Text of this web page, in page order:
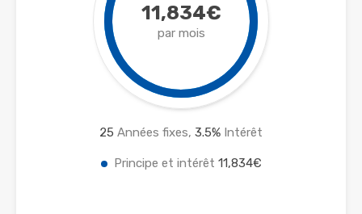
11,834€
par mois
25 Années fixes, 3.5% Intérêt
Principe et intérêt 11,834€